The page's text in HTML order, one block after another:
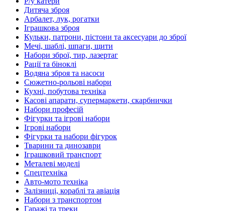
Дитяча зброя
Арбалет, лук, рогатки
Іграшкова зброя
Кульки, патрони, пістони та аксесуари до зброї
Мечі, шаблі, шпаги, щити
Набори зброї, тир, лазертаг
Рації та біноклі
Водяна зброя та насоси
Сюжетно-рольові набори
Кухні, побутова техніка
Касові апарати, супермаркети, скарбнички
Набори професій
Фігурки та ігрові набори
Ігрові набори
Фігурки та набори фігурок
Тварини та динозаври
Іграшковий транспорт
Металеві моделі
Спецтехніка
Авто-мото техніка
Залізниці, кораблі та авіація
Набори з транспортом
Гаражі та треки